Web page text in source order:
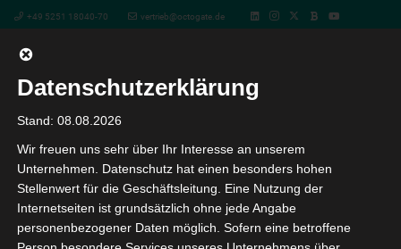
+49 5251 18040-70 vertrieb@octogate.de
WLAN, Firewall und Co. –
Lösungen für die digitale
Schule von morgen – Das
Datenschutzerklärung
Stand: 08.08.2026
Wir freuen uns sehr über Ihr Interesse an unserem
Unternehmen. Datenschutz hat einen besonders hohen
Stellenwert für die Geschäftsleitung. Eine Nutzung der
Internetseiten ist grundsätzlich ohne jede Angabe
personenbezogener Daten möglich. Sofern eine betroffene